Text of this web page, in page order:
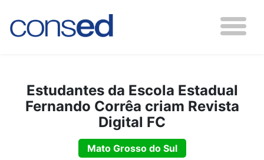
Estudantes da Escola Estadual
Fernando Corrêa criam Revista
Digital FC
Mato Grosso do Sul